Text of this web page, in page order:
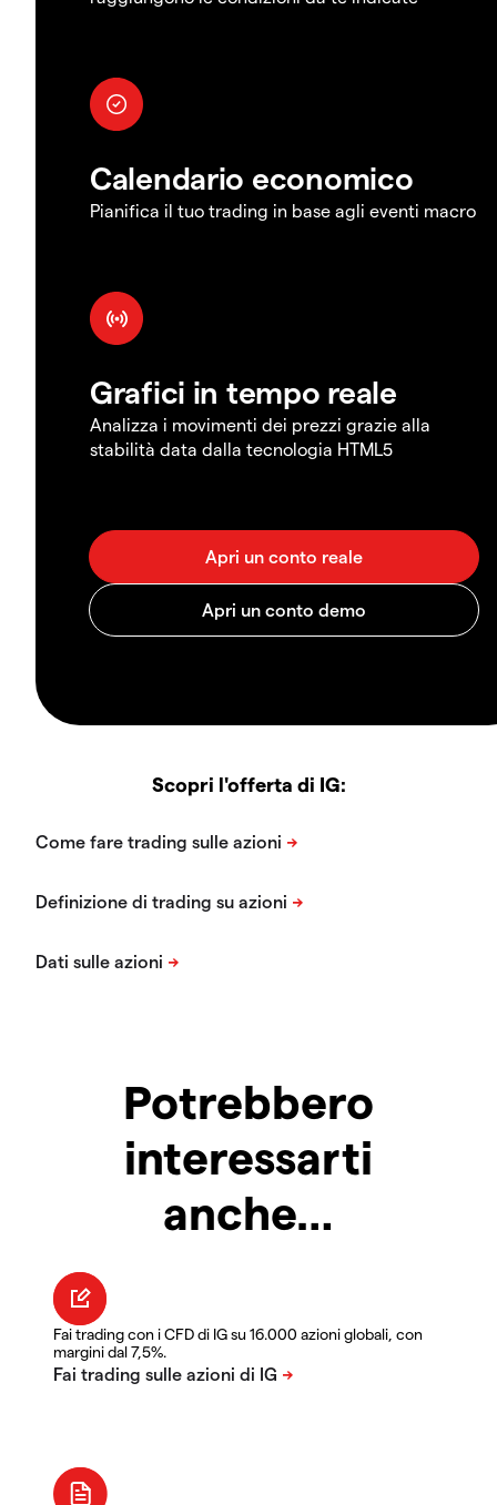
Calendario economico
Pianifica il tuo trading in base agli eventi macro
Grafici in tempo reale
Analizza i movimenti dei prezzi grazie alla
stabilità data dalla tecnologia HTML5
Scopri l'offerta di IG:
Potrebbero
interessarti
anche…
Fai trading con i CFD di IG su 16.000 azioni globali, con
margini dal 7,5%.